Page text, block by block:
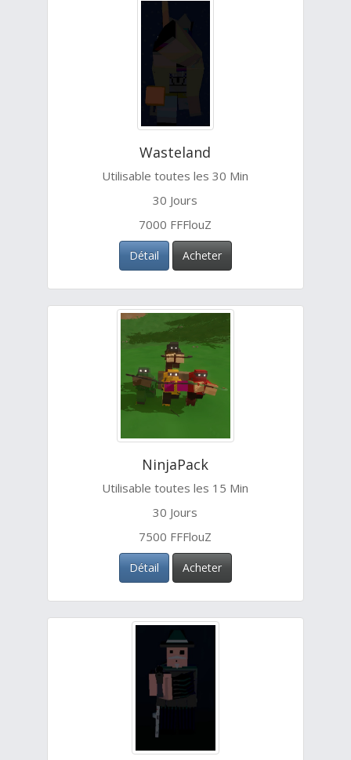
Wasteland
Utilisable toutes les 30 Min
30 Jours
7000 FFFlouZ
Détail Acheter
NinjaPack
Utilisable toutes les 15 Min
30 Jours
7500 FFFlouZ
Détail Acheter